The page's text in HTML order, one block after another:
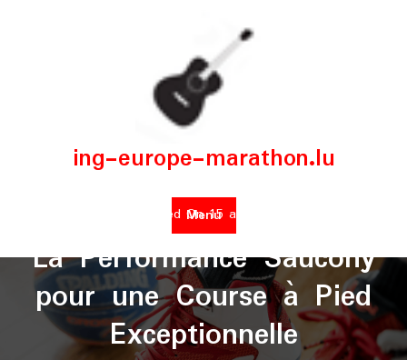
ing-europe-marathon.lu
Menu
Posted On 15 avril 2025
La Performance Saucony
pour une Course à Pied
Exceptionnelle